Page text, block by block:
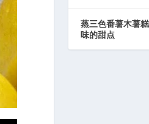
蒸三色番薯木薯
味的甜点